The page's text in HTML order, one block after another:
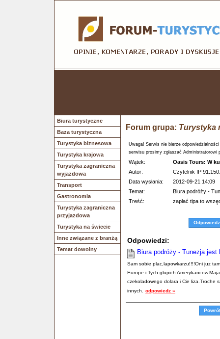
Biura turystyczne
Baza turystyczna
Turystyka biznesowa
Turystyka krajowa
Turystyka zagraniczna
wyjazdowa
Transport
Gastronomia
Turystyka zagraniczna
przyjazdowa
Turystyka na świecie
Inne związane z branżą
Temat dowolny
Forum grupa: Turystyka
Uwaga! Serwis nie bierze
serwisu prosimy zgłaszać Administratorowi
Wątek:
Oasis Tours: W
Autor:
Czytelnik IP
Data wysłania:
2012-09-21 14:09
Temat:
Biura podróży -
Treść:
zapłać tipa to
Odpowiedz
Odpowiedzi:
Biura podróży - Tunezja jest
Sam sobie plac,lapowkarzu!!!!Oni juz
Europe i Tych glupich
czekoladowego dolara i Cie liza.Troche
innych. odpowiedz »